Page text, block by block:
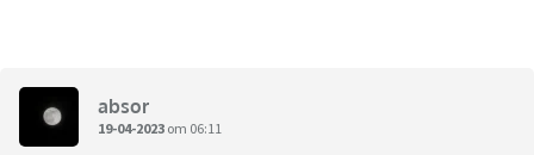
absor
19-04-2023 om 06:11